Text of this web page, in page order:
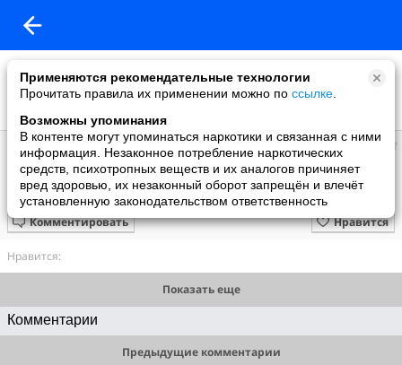
Применяются рекомендательные технологии
Прочитать правила их применении можно по ссылке
Возможны упоминания
В контенте могут упоминаться наркотики и связанная с ними
информация. Незаконное потребление наркотических
средств, психотропных веществ и их аналогов причиняет
вред здоровью, их незаконный оборот запрещён и влечёт
установленную законодательством ответственность
ARVYDAS
добавил видео
21.08.2023
Лист. Трансцендентные этюды. Исп. Вадим Холоденко
Нравится
Комментировать
Нравится:
Показать еще
Комментарии
Предыдущие комментарии